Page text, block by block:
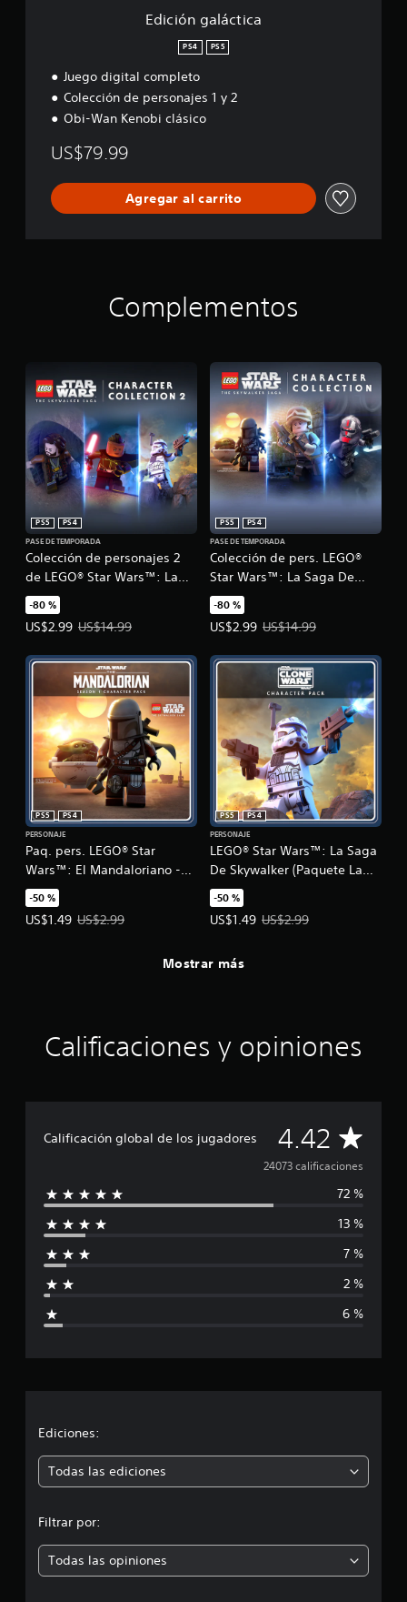
Edición galáctica
PS4 PS5
Juego digital completo
Colección de personajes 1 y 2
Obi-Wan Kenobi clásico
US$79.99
Agregar al carrito
Complementos
Colección de personajes 2
de LEGO® Star Wars™: La
Saga De Skywalker
PS5
PS4
PASE DE TEMPORADA
-80 %
US$2.99
Precio de la oferta: US$2.99. Precio original: US$14.99.
US$14.99
Colección de pers. LEGO®
Star Wars™: La Saga De
Skywalker 1
PS5
PS4
PASE DE TEMPORADA
-80 %
US$2.99
Precio de la oferta: US$2.99.
US$14.99
Paq. pers. LEGO® Star
Wars™: El Mandaloriano -
Temp. 1
PS5
PS4
PERSONAJE
-50 %
US$1.49
Precio de la oferta: US$1.49. Precio original: US$2.99.
US$2.99
LEGO® Star Wars™: La Saga
De Skywalker (Paquete La
Guerra de los Clones)
PS5
PS4
PERSONAJE
-50 %
US$1.49
Precio de la oferta: US$1.49.
US$2.99
Mostrar más
Calificaciones y opiniones
Calificación global de los jugadores 4.42 C
a
p
r
24073 calificaciones
72 %
13 %
7 %
2 %
6 %
Ediciones:
Todas las ediciones
Filtrar por:
Todas las opiniones